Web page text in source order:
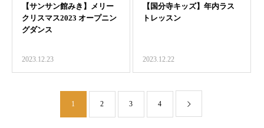
2023.12.23 2023.12.22
1 2 3 4